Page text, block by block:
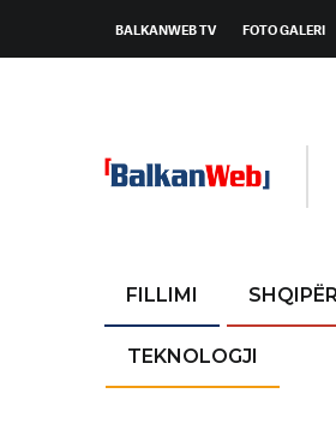
BALKANWEB TV FOTO GALERI
FILLIMI
TEKNOLOGJI